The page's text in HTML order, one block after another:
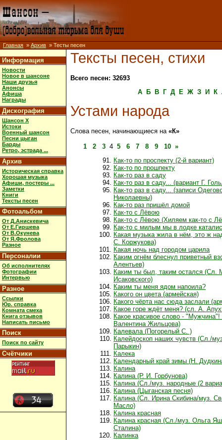
Главная » Архив » Тесты песен
Информация
Новости
Новое в шансоне
Наши друзья
Анонсы
Афиша
Награды
Дискография
Шансон X
Истоки
Военный шансон
Песни цыган
Барды
Ретро, эстрада ...
Архив
Историческая справка
Хорошая музыка
Афиши, постеры ...
Заметки
Книги
Тексты песен
Фотоальбом
От Д.Анискевича
От Е.Гиршева
От В.Окунева
От Я.Фролова
Разное
Персоналии
Об исполнителях
Фотографии
Интервью
Разное
Ссылки
Юр. справка
Комната смеха
Книга отзывов
Написать письмо
Поиск
Поиск по сайту
Счётчики
Тексты песен, стихи
Всего песен: 32693
А
Б В Г Д Е Ж З И К
Устами народа
Слова песен, начинающиеся на «К»
1 2 3 4 5 6 7 8 9 10 »
Как-то по проспекту (2-й вариант)
Как-то по прошпекту
Как-то раз в саду
Как-то раз в саду... (вариант Г.
Как-то раз в саду... (записи
Николаевны)
Как-то раз пришёл домой
Как-то с Лёвою
Как-то с Лёвою (Хиляем как-то с
Как-то с милым мы в лодке
Какая музыка жила в нём, это ж
С. Коржукова)
Какая ночь над городом царила
Каким огнём блеснул приветный
Алентьев)
Каким ты был, таким остался (Сл.
Исаковского)
Каким ты меня ядом напоила?
Какого он цвета (армейская)
Какого чёрта нас сюда заслали
Какое горе ждёт меня? (сл. А.
Какое красивое слово - "Мужчина"!
Валентина Жильцова)
Калевала (Погорелый С. )
Калейдоскоп наших чувств (Сл./
Парыкин)
Калека
Календарный край зимы (Н.
Калина
Калина (Р. И. Горбунова)
Калина (Сл./муз. народные (2
Калина (Цыганская песня)
Калина (Сл. Ирина Скибина/муз.
Масло)
Калина красная
Калина красная (Сл./муз. Ольга
Сталина)
Калинка